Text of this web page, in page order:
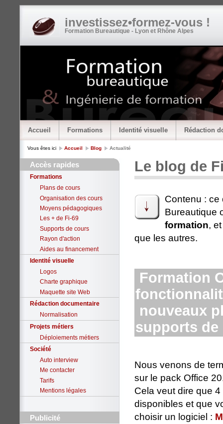
investissez•formez-vous !
Formation Bureautique - Lyon et Rhône Alpes
Accueil Formations Identité visuelle Rédaction
Vous êtes ici Accueil Blog Actualité
Accès rapides
Formations
Plans de cours
Organisation des cours
Moyens pédagogiques
Les + de Fi-69
Supports de cours
Rayon d'action
Aides au financement
Identité visuelle
Logos
Charte graphique
Maquette site Web
Rédaction documentaire
Normalisation
Projets métiers
Déploiements métiers
Société
Auto interview
Me contacter
Tarifs
Mentions légales
Publicité
Le blog de
Contenu : ce
Bureautique
formation,
que les autres.
Formation
nouveaux
supports de
Nous venons de
sur le pack Office
Cela veut dire que
disponibles et que
choisir un logiciel :